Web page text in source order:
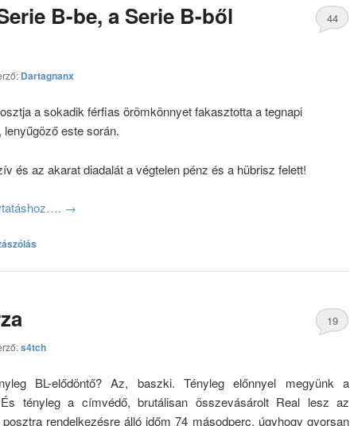
B-be, a Serie B-ből
Dartagnanx
44
a sokadik férfias örömkönnyet fakasztotta a tegnapi
este során.
és az akarat diadalát a végtelen pénz és a hübrisz felett!
→
s4tch
19
BL-elődöntő? Az, baszki. Tényleg előnnyel megyünk a
tényleg a címvédő, brutálisan összevásárolt Real lesz az
rendelkezésre álló időm 74 másodperc, úgyhogy gyorsan